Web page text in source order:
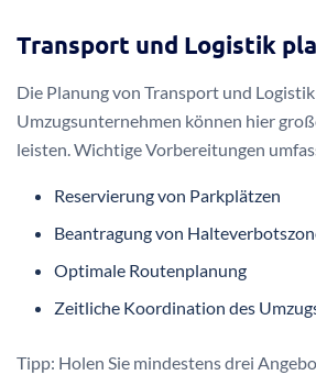
Transport und Logistik
Die Planung von Transport und
Umzugsunternehmen können hier
leisten. Wichtige Vorbereitungen
Reservierung von Parkplätzen
Beantragung von
Optimale Routenplanung
Zeitliche Koordination des
Tipp: Holen Sie mindestens drei